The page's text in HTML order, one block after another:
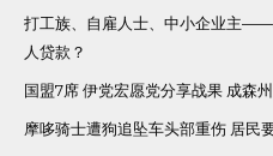
打工族、自雇人士、中小企业主
人贷款？
国盟7席 伊党宏愿党分享战果 成森
摩哆骑士遭狗追坠车头部重伤 居民